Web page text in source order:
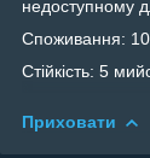
недоступному
Споживання:
Стійкість: 5
Приховати